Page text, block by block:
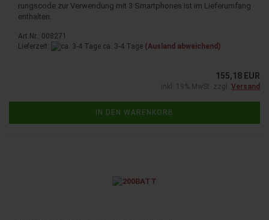
rungs­code zur Ver­wen­dung mit 3 Smart­pho­nes ist im Lie­fer­um­fang
ent­hal­ten.
Art.Nr.: 008271
Lieferzeit:
ca. 3-4 Tage (Ausland abweichend)
155,18 EUR
inkl. 19% MwSt. zzgl. Versand
IN DEN WARENKORB